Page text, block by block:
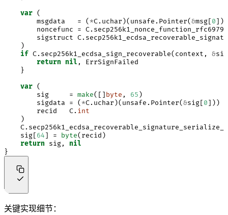
var (
msgdata
= (*C. uchar )( unsafe . Pointer(&msg[0]))
noncefunc
= C. secp256k1_nonce_function_rfc6979
sigstruct C.
)
if C. secp256k1_ecdsa_sign_recoverable( context , &
return
nil ,
ErrSignFailed
}
var (
sig
= make([] byte , 65 )
sigdata
= (*C. uchar )( unsafe . Pointer(&sig[0]))
recid
C. int
)
C.
sig[64] = byte( recid )
return
sig,
nil
}
关键实现细节：